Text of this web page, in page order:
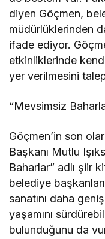
diyen Göçmen,
müdürlüklerinden
ifade ediyor.
etkinliklerinde
yer verilmesini
“Mevsimsiz
Göçmen’in son
Başkanı Mutlu
Baharlar” adlı şiir
belediye
sanatını daha
yaşamını
bulunduğunu da